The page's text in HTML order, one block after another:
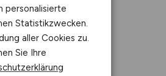
personalisierte
Statistikzwecken.
aller Cookies zu.
Sie Ihre